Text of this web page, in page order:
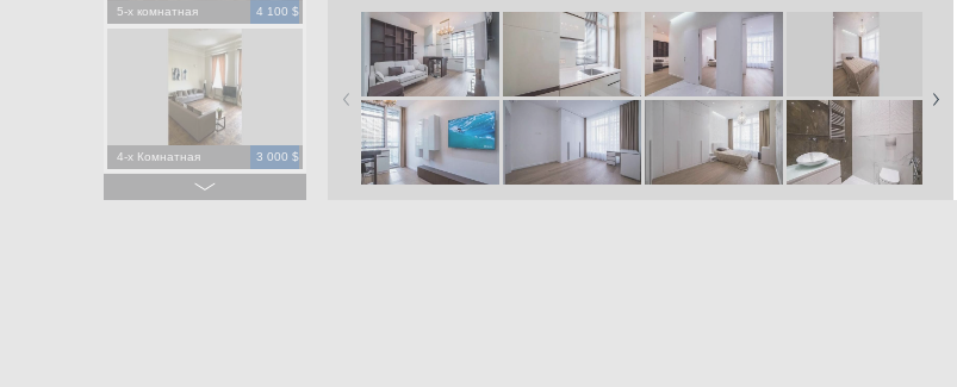
5-х комнатная 4 100 $
4-х Комнатная 3 000 $